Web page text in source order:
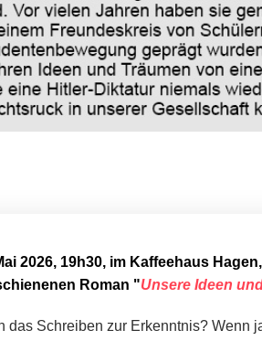
2026, 19h30, im Kaffeehaus
Roman "Unsere Ideen
das Schreiben zur Erkenntnis? Wenn